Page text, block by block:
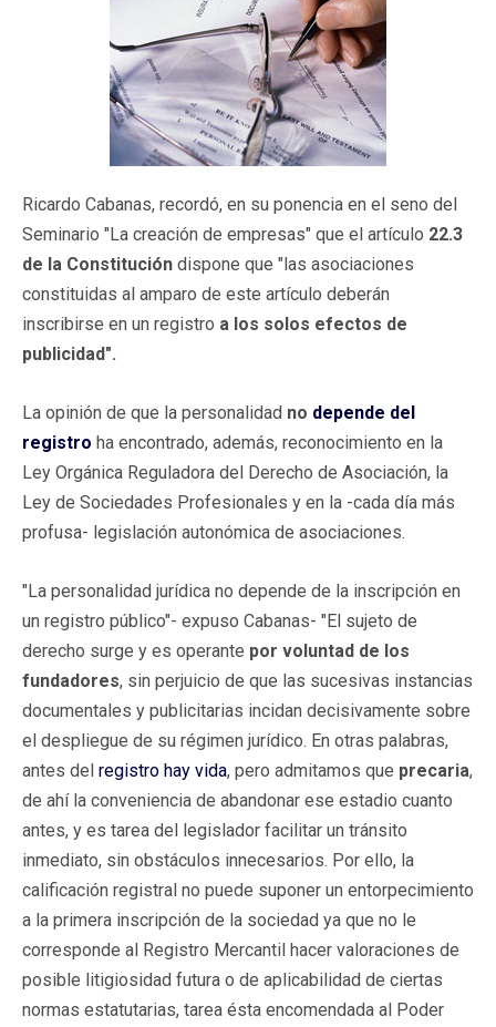
Ricardo Cabanas, recordó, en su ponencia en el seno del
Seminario "La creación de empresas" que el artículo 22.3
de la Constitución dispone que "las asociaciones
constituidas al amparo de este artículo deberán
inscribirse en un registro a los solos efectos de
publicidad".
La opinión de que la personalidad no depende del
registro ha encontrado, además, reconocimiento en la
Ley Orgánica Reguladora del Derecho de Asociación, la
Ley de Sociedades Profesionales y en la -cada día más
profusa- legislación autonómica de asociaciones.
"La personalidad jurídica no depende de la inscripción en
un registro público"- expuso Cabanas- "El sujeto de
derecho surge y es operante por voluntad de los
fundadores, sin perjuicio de que las sucesivas instancias
documentales y publicitarias incidan decisivamente sobre
el despliegue de su régimen jurídico. En otras palabras,
antes del registro hay vida, pero admitamos que precaria,
de ahí la conveniencia de abandonar ese estadio cuanto
antes, y es tarea del legislador facilitar un tránsito
inmediato, sin obstáculos innecesarios. Por ello, la
calificación registral no puede suponer un entorpecimiento
a la primera inscripción de la sociedad ya que no le
corresponde al Registro Mercantil hacer valoraciones de
posible litigiosidad futura o de aplicabilidad de ciertas
normas estatutarias, tarea ésta encomendada al Poder